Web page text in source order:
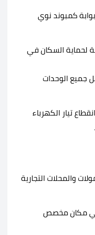
كمبوند نوي
لحماية السكان في
جميع الوحدات
تيار الكهرباء
والمحلات التجارية
في مكان مخصص